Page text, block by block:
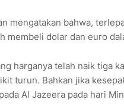
mengatakan bahwa,
membeli dolar dan euro
harganya telah naik tiga
turun. Bahkan jika
Al Jazeera pada hari